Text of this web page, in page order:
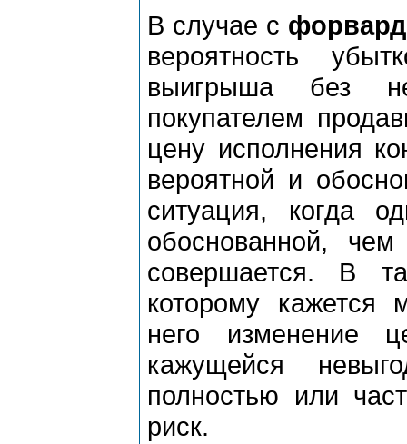
В случае с
вероятность
выигрыша без
покупателем
цену исполнения
вероятной и
ситуация, когда
обоснованной,
совершается. В
которому кажется
него изменение
кажущейся
полностью или
риск.